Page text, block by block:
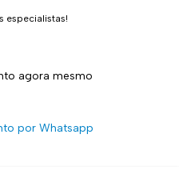
especialistas!
agora mesmo
por Whatsapp